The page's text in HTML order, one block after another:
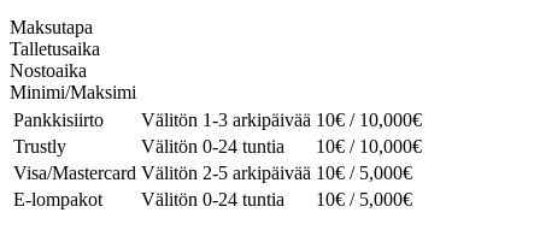
Maksutapa
Talletusaika
Nostoaika
Minimi/Maksimi
Pankkisiirto
Välitön 1-3 arkipäivää 10€ / 10,000€
Trustly
Välitön 0-24 tuntia
10€ / 10,000€
Visa/Mastercard Välitön 2-5 arkipäivää 10€ / 5,000€
E-lompakot
Välitön 0-24 tuntia 10€ / 5,000€